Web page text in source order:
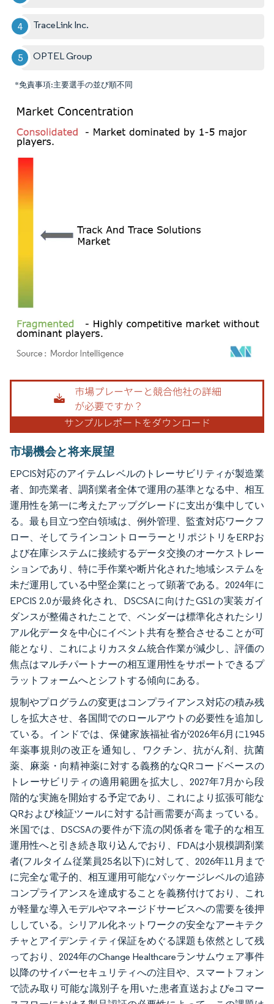
TraceLink Inc.
OPTEL Group
*免責事項:主要選手の並び順不同
画像 © Mordor Intelligence。再利用にはCC BY 4.0の表示が必要です。
市場機会と将来展望
EPCIS対応のアイテムレベルのトレーサビリティが製造業
者、卸売業者、調剤業者全体で運用の基準となる中、相互
運用性を第一に考えたアップグレードに支出が集中してい
る。最も目立つ空白領域は、例外管理、監査対応ワークフ
ロー、そしてラインコントローラーとリポジトリをERPお
よび在庫システムに接続するデータ交換のオーケストレー
ションであり、特に手作業や断片化された地域システムを
未だ運用している中堅企業にとって顕著である。2024年に
EPCIS 2.0が最終化され、DSCSAに向けたGS1の実装ガイ
ダンスが整備されたことで、ベンダーは標準化されたシリ
アル化データを中心にイベント共有を整合させることが可
能となり、これによりカスタム統合作業が減少し、評価の
焦点はマルチパートナーの相互運用性をサポートできるプ
ラットフォームへとシフトする傾向にある。
規制やプログラムの変更はコンプライアンス対応の積み残
しを拡大させ、各国間でのロールアウトの必要性を追加し
ている。インドでは、保健家族福祉省が2026年6月に1945
年薬事規則の改正を通知し、ワクチン、抗がん剤、抗菌
薬、麻薬・向精神薬に対する義務的なQRコードベースの
トレーサビリティの適用範囲を拡大し、2027年7月から段
階的な実施を開始する予定であり、これにより拡張可能な
QRおよび検証ツールに対する計画需要が高まっている。
米国では、DSCSAの要件が下流の関係者を電子的な相互
運用性へと引き続き取り込んでおり、FDAは小規模調剤業
者(フルタイム従業員25名以下)に対して、2026年11月まで
に完全な電子的、相互運用可能なパッケージレベルの追跡
コンプライアンスを達成することを義務付けており、これ
が軽量な導入モデルやマネージドサービスへの需要を後押
ししている。シリアル化ネットワークの安全なアーキテク
チャとアイデンティティ保証をめぐる課題も依然として残
っており、2024年のChange Healthcareランサムウェア事件
以降のサイバーセキュリティへの注目や、スマートフォン
で読み取り可能な識別子を用いた患者直送およびeコマー